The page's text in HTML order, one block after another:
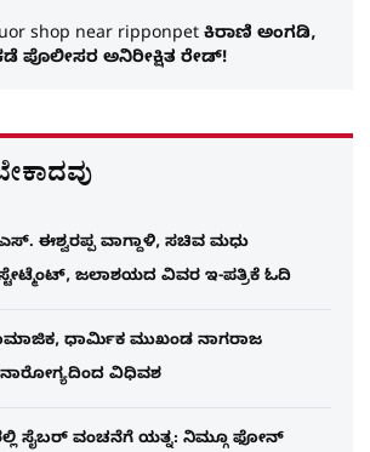
shop near ripponpet ಕಿರಾಣಿ ಅಂಗಡಿ,
ಪೊಲೀಸರ ಅನಿರೀಕ್ಷಿತ ರೇಡ್​!
ಈಶ್ವರಪ್ಪ ವಾಗ್ದಾಳಿ, ಸಚಿವ ಮಧು
ಜಲಾಶಯದ ವಿವರ ಇ-ಪತ್ರಿಕೆ ಓದಿ
ಧಾರ್ಮಿಕ ಮುಖಂಡ ನಾಗರಾಜ
ವಿಧಿವಶ
ಸೈಬ‌ರ್ ವಂಚನೆಗೆ ಯತ್ನ: ನಿಮ್ಗೂ ಫೋನ್​